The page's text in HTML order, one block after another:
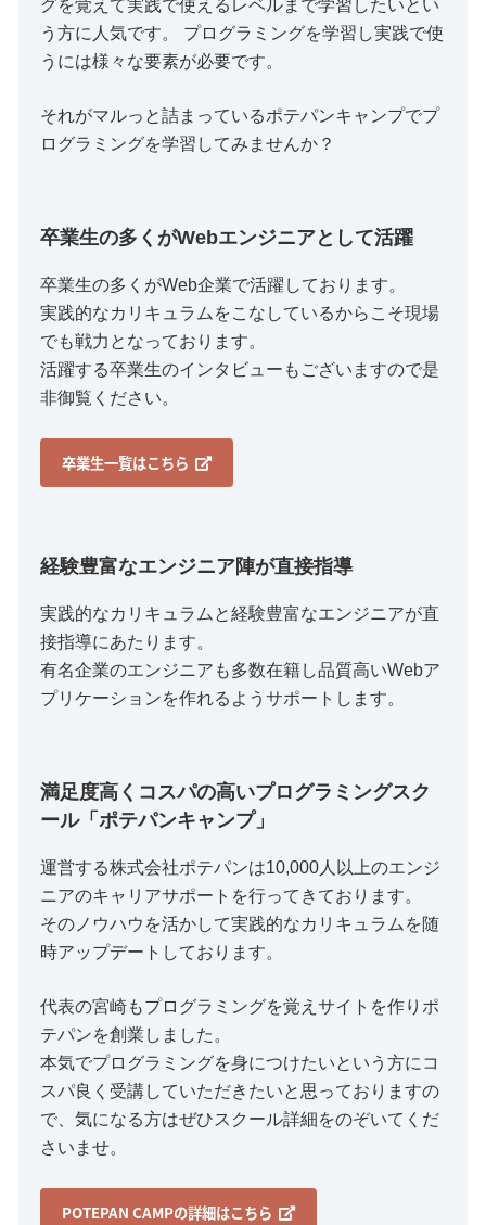
グを覚えて実践で使えるレベルまで学習したいとい
う方に人気です。 プログラミングを学習し実践で使
うには様々な要素が必要です。
それがマルっと詰まっているポテパンキャンプでプ
ログラミングを学習してみませんか？
卒業生の多くがWebエンジニアとして活躍
卒業生の多くがWeb企業で活躍しております。
実践的なカリキュラムをこなしているからこそ現場
でも戦力となっております。
活躍する卒業生のインタビューもございますので是
非御覧ください。
卒業生一覧はこちら
経験豊富なエンジニア陣が直接指導
実践的なカリキュラムと経験豊富なエンジニアが直
接指導にあたります。
有名企業のエンジニアも多数在籍し品質高いWebア
プリケーションを作れるようサポートします。
満足度高くコスパの高いプログラミングスク
ール「ポテパンキャンプ」
運営する株式会社ポテパンは10,000人以上のエンジ
ニアのキャリアサポートを行ってきております。
そのノウハウを活かして実践的なカリキュラムを随
時アップデートしております。
代表の宮崎もプログラミングを覚えサイトを作りポ
テパンを創業しました。
本気でプログラミングを身につけたいという方にコ
スパ良く受講していただきたいと思っておりますの
で、気になる方はぜひスクール詳細をのぞいてくだ
さいませ。
POTEPAN CAMPの詳細はこちら